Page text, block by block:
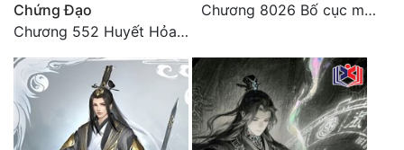
Chứng Đạo
Chương 552 Huyết Hỏa Độn Hư, nhân quả chưa dứt
Chương 8026 Bố cục mới